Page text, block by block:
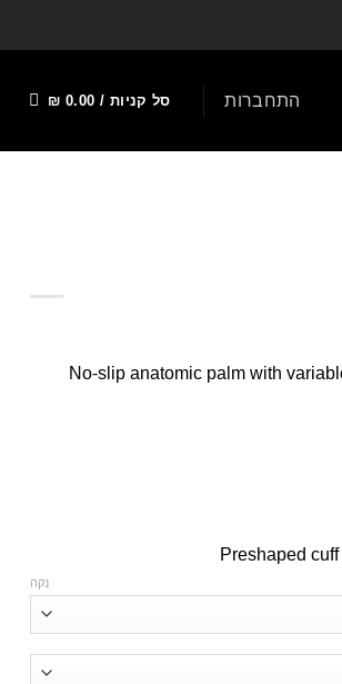
התחברות סל קניות / ₪ 0.00
No-slip anatomic palm with
Preshaped
נקה